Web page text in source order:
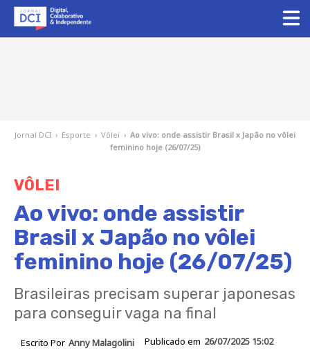
Jornal DCI › Esporte › Vôlei › Ao vivo: onde assistir Brasil x Japão no vôlei
feminino hoje (26/07/25)
VÔLEI
Ao vivo: onde assistir
Brasil x Japão no vôlei
feminino hoje (26/07/25)
Brasileiras precisam superar japonesas
para conseguir vaga na final
Escrito Por Anny Malagolini Publicado em 26/07/2025 15:02